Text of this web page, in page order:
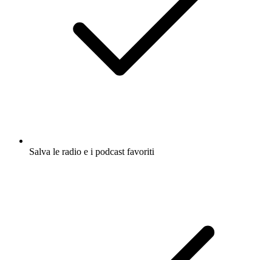
Salva le radio e i podcast favoriti